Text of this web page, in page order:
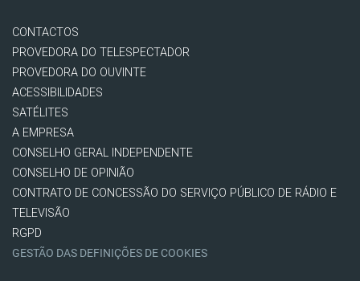
CONTACTOS
PROVEDORA DO TELESPECTADOR
PROVEDORA DO OUVINTE
ACESSIBILIDADES
SATÉLITES
A EMPRESA
CONSELHO GERAL INDEPENDENTE
CONSELHO DE OPINIÃO
CONTRATO DE CONCESSÃO DO SERVIÇO PÚBLICO DE RÁDIO E
TELEVISÃO
RGPD
GESTÃO DAS DEFINIÇÕES DE COOKIES